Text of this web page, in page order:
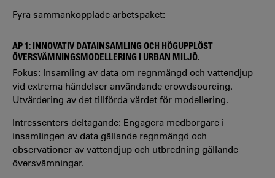
Fyra sammankopplade arbetspaket:
AP 1: INNOVATIV DATAINSAMLING OCH HÖGUPPLÖST
ÖVERSVÄMNINGSMODELLERING I URBAN MILJÖ.
Fokus: Insamling av data om regnmängd och vattendjup
vid extrema händelser användande crowdsourcing.
Utvärdering av det tillförda värdet för modellering.
Intressenters deltagande: Engagera medborgare i
insamlingen av data gällande regnmängd och
observationer av vattendjup och utbredning gällande
översvämningar.